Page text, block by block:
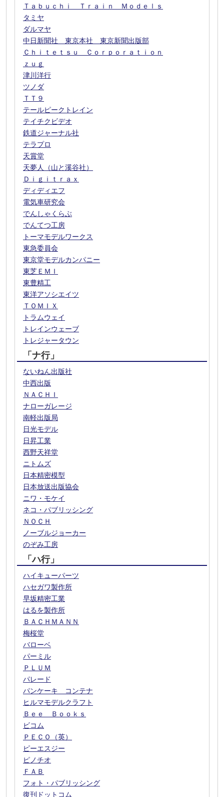
Ｔａｂｕｃｈｉ Ｔｒａｉｎ Ｍｏｄｅｌｓ
タミヤ
ダルマヤ
中日新聞社 東京本社 東京新聞出版部
Ｃｈｉｔｅｔｓｕ Ｃｏｒｐｏｒａｔｉｏｎ
ｚｕｇ
津川洋行
ツノダ
ＴＴ９
テールピークトレイン
テイチクビデオ
鉄道ジャーナル社
テラプロ
天賞堂
天夢人（山と溪谷社）
Ｄｉｇｉｔｒａｘ
ディディエフ
電気車研究会
でんしゃくらぶ
でんてつ工房
トーマモデルワークス
東急委員会
東京堂モデルカンパニー
東芝ＥＭＩ
東豊精工
東洋アソシエイツ
ＴＯＭＩＸ
トラムウェイ
トレインウェーブ
トレジャータウン
「ナ行」
ないねん出版社
中西出版
ＮＡＣＨＩ
ナローガレージ
南軽出版局
日光モデル
日昇工業
西野天祥堂
ニトムズ
日本精密模型
日本放送出版協会
ニワ・モケイ
ネコ・パブリッシング
ＮＯＣＨ
ノーブルジョーカー
のぞみ工房
「ハ行」
ハイキューパーツ
ハセガワ製作所
早坂精密工業
はるを製作所
ＢＡＣＨＭＡＮＮ
梅桜堂
バローベ
パーミル
ＰＬＵＭ
パレード
パンケーキ コンテナ
ヒルマモデルクラフト
Ｂｅｅ Ｂｏｏｋｓ
ビコム
ＰＥＣＯ（英）
ピーエスジー
ピノチオ
ＦＡＢ
フォト・パブリッシング
復刊ドットコム